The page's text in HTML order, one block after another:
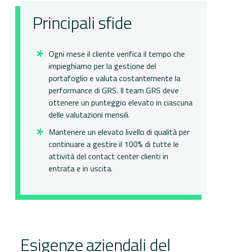
Principali sfide​
Ogni mese il cliente verifica il tempo che
impieghiamo per la gestione del
portafoglio e valuta costantemente la
performance di GRS. Il team GRS deve
ottenere un punteggio elevato in ciascuna
delle valutazioni mensili.​
Mantenere un elevato livello di qualità per
continuare a gestire il 100% di tutte le
attività del contact center clienti in
entrata e in uscita.​
Esigenze aziendali del